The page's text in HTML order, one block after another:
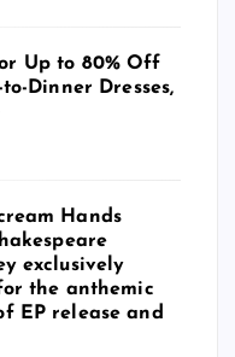
Up to 80% Off
Dinner Dresses,
Hands
exclusively
the anthemic
EP release and